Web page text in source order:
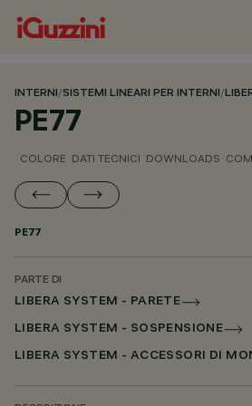
INTERNI/SISTEMI LINEARI PER INTERNI/
PE77
COLORE DATI TECNICI DOWNLOADS
PE77
PARTE DI
LIBERA SYSTEM - PARETE
LIBERA SYSTEM - SOSPENSIONE
LIBERA SYSTEM - ACCESSORI DI